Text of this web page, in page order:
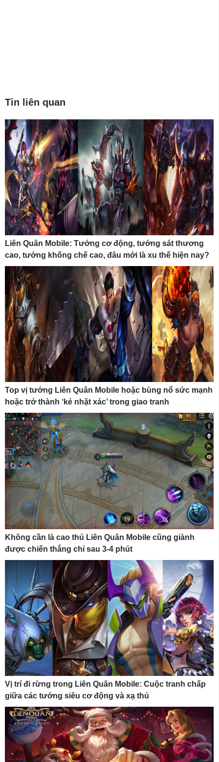
Tin liên quan
Liên Quân Mobile: Tướng cơ động, tướng sát thương
cao, tướng khống chế cao, đâu mới là xu thế hiện nay?
Top vị tướng Liên Quân Mobile hoặc bùng nổ sức mạnh
hoặc trở thành ‘kẻ nhặt xác’ trong giao tranh
Không cần là cao thủ Liên Quân Mobile cũng giành
được chiến thắng chỉ sau 3-4 phút
Vị trí đi rừng trong Liên Quân Mobile: Cuộc tranh chấp
giữa các tướng siêu cơ động và xạ thủ